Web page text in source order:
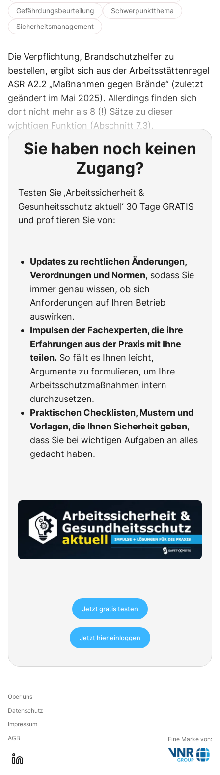
Gefährdungsbeurteilung
Schwerpunktthema
Sicherheitsmanagement
Die Verpflichtung, Brandschutzhelfer zu
bestellen, ergibt sich aus der Arbeitsstättenregel
ASR A2.2 „Maßnahmen gegen Brände“ (zuletzt
geändert im Mai 2025). Allerdings finden sich
dort nicht mehr als 8 (!) Sätze zu dieser
wichtigen Funktion (Abschnitt 7.3).
Sie haben noch keinen
Zugang?
Testen Sie ‚Arbeitssicherheit &
Gesunheitsschutz aktuell‘ 30 Tage GRATIS
und profitieren Sie von:
Updates zu rechtlichen Änderungen,
Verordnungen und Normen, sodass Sie
immer genau wissen, ob sich
Anforderungen auf Ihren Betrieb
auswirken.
Impulsen der Fachexperten, die ihre
Erfahrungen aus der Praxis mit Ihne
teilen. So fällt es Ihnen leicht,
Argumente zu formulieren, um Ihre
Arbeitsschutzmaßnahmen intern
durchzusetzen.
Praktischen Checklisten, Mustern und
Vorlagen, die Ihnen Sicherheit geben,
dass Sie bei wichtigen Aufgaben an alles
gedacht haben.
Jetzt gratis testen
Jetzt hier einloggen
Über uns
Datenschutz
Impressum
AGB
Eine Marke von: